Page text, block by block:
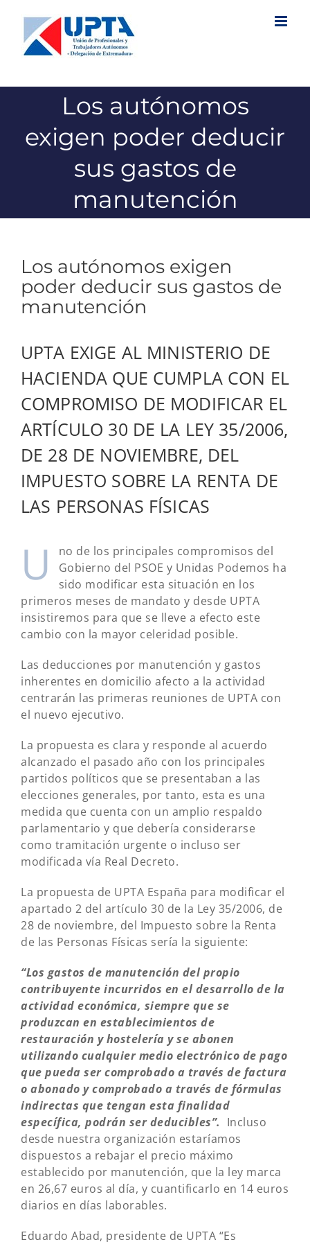
contenido
Los autónomos
exigen poder deducir
sus gastos de
manutención
Los autónomos exigen
poder deducir sus gastos de
manutención
UPTA EXIGE AL MINISTERIO DE
HACIENDA QUE CUMPLA CON EL
COMPROMISO DE MODIFICAR EL
ARTÍCULO 30 DE LA LEY 35/2006,
DE 28 DE NOVIEMBRE, DEL
IMPUESTO SOBRE LA RENTA DE
LAS PERSONAS FÍSICAS
U
no de los principales compromisos del
Gobierno del PSOE y Unidas Podemos ha
sido modificar esta situación en los
primeros meses de mandato y desde UPTA
insistiremos para que se lleve a efecto este
cambio con la mayor celeridad posible.
Las deducciones por manutención y gastos
inherentes en domicilio afecto a la actividad
centrarán las primeras reuniones de UPTA con
el nuevo ejecutivo.
La propuesta es clara y responde al acuerdo
alcanzado el pasado año con los principales
partidos políticos que se presentaban a las
elecciones generales, por tanto, esta es una
medida que cuenta con un amplio respaldo
parlamentario y que debería considerarse
como tramitación urgente o incluso ser
modificada vía Real Decreto.
La propuesta de UPTA España para modificar el
apartado 2 del artículo 30 de la Ley 35/2006, de
28 de noviembre, del Impuesto sobre la Renta
de las Personas Físicas sería la siguiente:
“Los gastos de manutención del propio
contribuyente incurridos en el desarrollo de la
actividad económica, siempre que se
produzcan en establecimientos de
restauración y hostelería y se abonen
utilizando cualquier medio electrónico de pago
que pueda ser comprobado a través de factura
o abonado y comprobado a través de fórmulas
indirectas que tengan esta finalidad
específica, podrán ser deducibles”. Incluso
desde nuestra organización estaríamos
dispuestos a rebajar el precio máximo
establecido por manutención, que la ley marca
en 26,67 euros al día, y cuantificarlo en 14 euros
diarios en días laborables.
Eduardo Abad, presidente de UPTA “Es